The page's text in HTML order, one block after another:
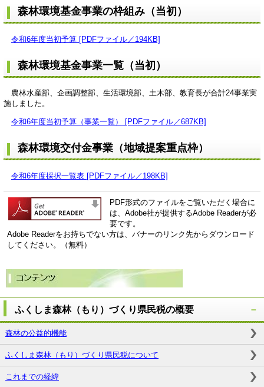
森林環境基金事業の枠組み（当初）
令和6年度当初予算 [PDFファイル／194KB]
森林環境基金事業一覧（当初）
農林水産部、企画調整部、生活環境部、土木部、教育長が合計24事業実
施しました。
令和6年度当初予算（事業一覧） [PDFファイル／687KB]
森林環境交付金事業（地域提案重点枠）
令和6年度採択一覧表 [PDFファイル／198KB]
PDF形式のファイルをご覧いただく場合に
は、Adobe社が提供するAdobe Readerが必
要です。
Adobe Readerをお持ちでない方は、バナーのリンク先からダウンロード
してください。（無料）
ふくしま森林（もり）づくり県民税の概要
森林の公益的機能
ふくしま森林（もり）づくり県民税について
これまでの経緯